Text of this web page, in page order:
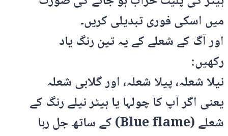
میں اسکی فوری تبدیلی کریں۔
اور آگ کے شعلے کے یہ تین رنگ یاد
رکھیں:
نیلا شعلہ، پیلا شعلہ، اور گلابی شعلہ
یعنی اگر آپ کا چولہا یا ہیٹر نیلے رنگ کے
شعلے (Blue flame) کے ساتھ جل رہا